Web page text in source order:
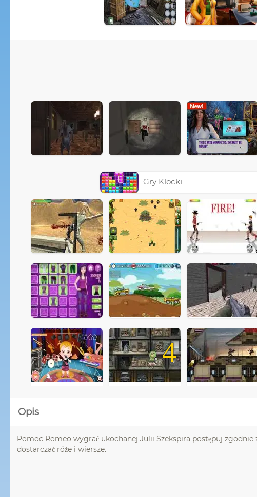
Gry Klocki
4
Opis
Pomoc Romeo wygrać ukochanej Julii Szekspira postępuj
dostarczać róże i wiersze.